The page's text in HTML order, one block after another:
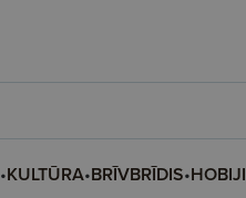
•KULTŪRA•BRĪVBRĪDIS•HOBIJI